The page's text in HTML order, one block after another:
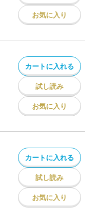
お気に入り
カートに入れる
試し読み
お気に入り
カートに入れる
試し読み
お気に入り